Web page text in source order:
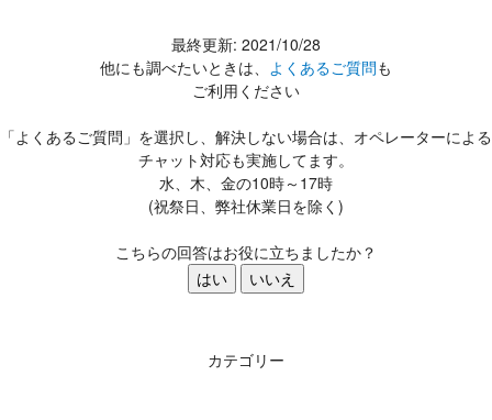
最終更新: 2021/10/28
他にも調べたいときは、 よくあるご質問も
ご利用ください
「よくあるご質問」を選択し、解決しない場合は、オペレーターによる
チャット対応も実施してます。
水、木、金の10時～17時
(祝祭日、弊社休業日を除く)
こちらの回答はお役に立ちましたか？
はい
いいえ
カテゴリー